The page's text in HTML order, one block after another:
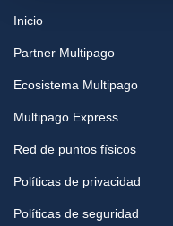
Inicio
Partner Multipago
Ecosistema Multipago
Multipago Express
Red de puntos físicos
Políticas de privacidad
Políticas de seguridad